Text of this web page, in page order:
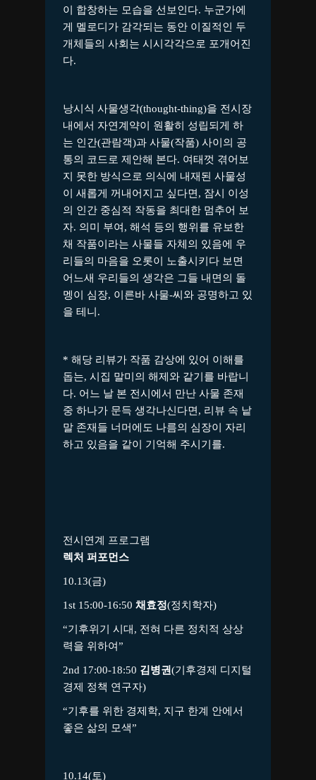
이 합창하는 모습을 선보인다. 누군가에
게 멜로디가 감각되는 동안 이질적인 두
개체들의 사회는 시시각각으로 포개어진
다.
낭시식 사물생각(thought-thing)을 전시장
내에서 자연계약이 원활히 성립되게 하
는 인간(관람객)과 사물(작품) 사이의 공
통의 코드로 제안해 본다. 여태껏 겪어보
지 못한 방식으로 의식에 내재된 사물성
이 새롭게 꺼내어지고 싶다면, 잠시 이성
의 인간 중심적 작동을 최대한 멈추어 보
자. 의미 부여, 해석 등의 행위를 유보한
채 작품이라는 사물들 자체의 있음에 우
리들의 마음을 오롯이 노출시키다 보면
어느새 우리들의 생각은 그들 내면의 돌
멩이 심장, 이른바 사물-씨와 공명하고 있
을 테니.
* 해당 리뷰가 작품 감상에 있어 이해를
돕는, 시집 말미의 해제와 같기를 바랍니
다. 어느 날 본 전시에서 만난 사물 존재
중 하나가 문득 생각나신다면, 리뷰 속 낱
말 존재들 너머에도 나름의 심장이 자리
하고 있음을 같이 기억해 주시기를.
전시연계 프로그램
렉처 퍼포먼스
10.13(금)
1st 15:00-16:50 채효정(정치학자)
“기후위기 시대, 전혀 다른 정치적 상상
력을 위하여”
2nd 17:00-18:50 김병권(기후경제 디지털
경제 정책 연구자)
“기후를 위한 경제학, 지구 한계 안에서
좋은 삶의 모색”
10.14(토)